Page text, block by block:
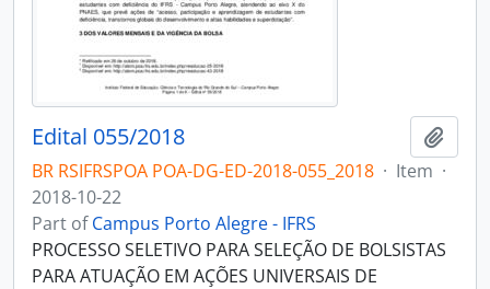
Edital 055/2018
BR RSIFRSPOA POA-DG-ED-2018-055_2018 · Item ·
2018-10-22
Part ofCampus Porto Alegre - IFRS
PROCESSO SELETIVO PARA SELEÇÃO DE BOLSISTAS
PARA ATUAÇÃO EM AÇÕES UNIVERSAIS DE